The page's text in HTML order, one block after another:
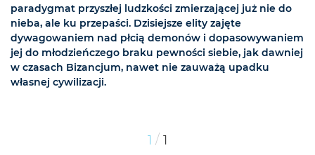
paradygmat przyszłej ludzkości zmierzającej już nie do
nieba, ale ku przepaści. Dzisiejsze elity zajęte
dywagowaniem nad płcią demonów i dopasowywaniem
jej do młodzieńczego braku pewności siebie, jak dawniej
w czasach Bizancjum, nawet nie zauważą upadku
własnej cywilizacji.
1 / 1